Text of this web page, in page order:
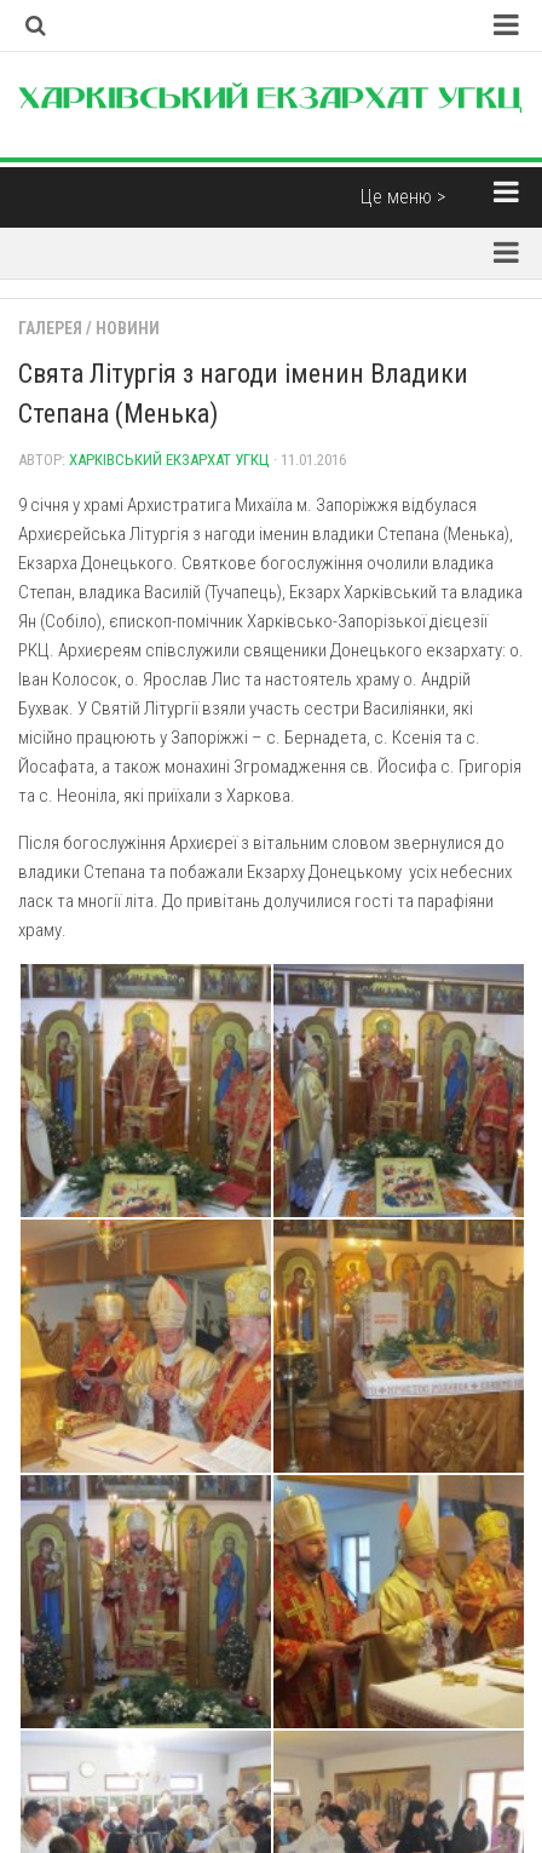
Про екзархат
Це меню >
Парохії
Парохії Харківської області
Парафія св. Миколая Чудотворця (м. Харків)
Свято-Дмитрівська парафія (м. Харків)
Пресвятої Трійці (м. Харків)
Свято-Покровський монастир отців Василіян (смт.
Покотилівка)
Архистратига Михаїла (м. Люботин)
Покрови Пресвятої Богородиці (с. Вільча)
Преображенська парафія (м. Лозова)
Парафія Благовіщення Пресвятої Богородиці (смт
Золочів)
Парафія Різдва Пресвятої Богородиці м. Берестин
(Красноград)
Парохії Полтавської області
Пресвятої Трійці (м. Полтава)
Всіх Святих українського народу (м. Полтава)
Архистратига Михаїла (с. Пригарівка)
Благовіщення Пресвятої Богородиці (с. Шевченки)
Введення у храм Пресвятої Богородиці (с. Дашківка)
Вознесіння ГНІХ (с. Витівка)
Вознесіння Господнього (м. Кобеляки)
Пророка Іллі (смт. Білики)
Різдва Пресвятої Богородиці (с. Вільховатка)
Св. Апостола Андрія Первозванного (с. Засулля)
Св. Миколая (с. Деменки)
Успіння Пресвятої Богородиці (м. Кременчук)
Успіння Пресвятої Богородиці (м. Лубни)
Парохії Сумської області
Введення в храм Богородиці (м. Суми)
Матері Божої Неустанної Помочі (м. Охтирка)
Монастирі
Свято-Покровський монастир оо Василіян
Свято-Івано-Павлівський монастир сестер Згромадження
Св. Йосифа ОПДМ
Монастир сестер милосердя Св. Вінкентія. Дім Милосердя
Монастир Успення Пресвятої Богородиці Сестер Чину
Святого Василія Великого
Комісії
Катехитична комісія
Корисні матеріали
Інтерв’ю
Думка
Бібліотека
Християнські фільми
Духовна музика
Газета Християнський голос
Надруковані числа
Молитви
Галерея
Рух pro-life
ГАЛЕРЕЯ / НОВИНИ
Свята Літургія з нагоди іменин Владики
Степана (Менька)
АВТОР: ХАРКІВСЬКИЙ ЕКЗАРХАТ УГКЦ · 11.01.2016
9 січня у храмі Архистратига Михаїла м. Запоріжжя відбулася
Архиєрейська Літургія з нагоди іменин владики Степана (Менька),
Екзарха Донецького. Святкове богослужіння очолили владика
Степан, владика Василій (Тучапець), Екзарх Харківський та владика
Ян (Собіло), єпископ-помічник Харківсько-Запорізької дієцезії
РКЦ. Архиєреям співслужили священики Донецького екзархату: о.
Іван Колосок, о. Ярослав Лис та настоятель храму о. Андрій
Бухвак. У Святій Літургії взяли участь сестри Василіянки, які
місійно працюють у Запоріжжі – с. Бернадета, с. Ксенія та с.
Йосафата, а також монахині Згромадження св. Йосифа с. Григорія
та с. Неоніла, які приїхали з Харкова.
Після богослужіння Архиєреї з вітальним словом звернулися до
владики Степана та побажали Екзарху Донецькому усіх небесних
ласк та многії літа. До привітань долучилися гості та парафіяни
храму.